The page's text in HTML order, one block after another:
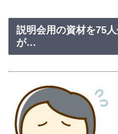
説明会用の資材を75
が…